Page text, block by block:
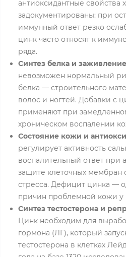
антиоксидантные свойства
задокументированы: при
иммунный ответ резко
цинк часто относят к
ряда.
Синтез белка и
невозможен нормальный
белка — строительного
волос и ногтей. Добавки с
применяют при
хроническом воспалении
Состояние кожи и
регулирует активность
воспалительный ответ при
защите клеточных мембран
стресса. Дефицит цинка —
причин проблемной кожи у
Синтез тестостерона и
Цинк необходим для
гормона (ЛГ), который
тестостерона в клетках